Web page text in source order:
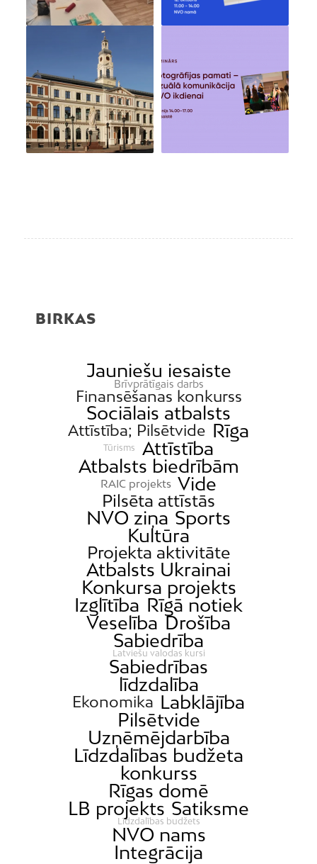
BIRKAS
Jauniešu iesaiste
Brīvprātīgais darbs
Finansēšanas konkurss
Sociālais atbalsts
Attīstība; Pilsētvide Rīga
Tūrisms
Attīstība
Atbalsts biedrībām
RAIC projekts Vide
Pilsēta attīstās
NVO ziņa Sports
Kultūra
Projekta aktivitāte
Atbalsts Ukrainai
Konkursa projekts
Izglītība Rīgā notiek
Veselība Drošība
Sabiedrība
Latviešu valodas kursi
Sabiedrības
līdzdalība
Ekonomika Labklājība
Pilsētvide
Uzņēmējdarbība
Līdzdalības budžeta
konkurss
Rīgas domē
LB projekts Satiksme
Līdzdalības budžets
NVO nams
Integrācija